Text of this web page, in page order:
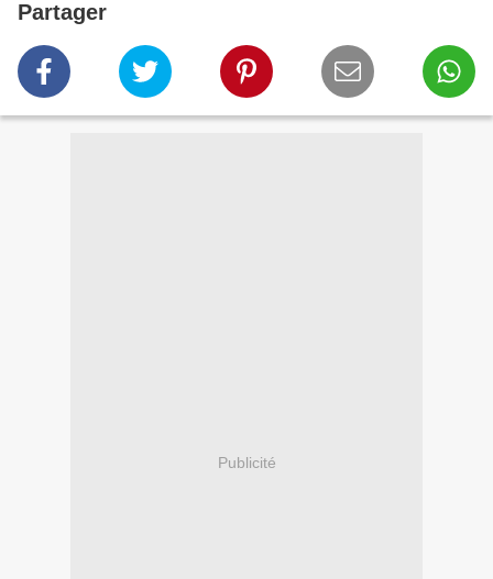
Partager
Publicité